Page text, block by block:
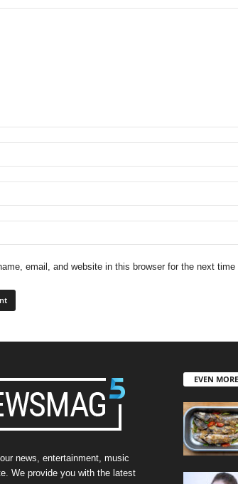
email, and website in this browser for the next time
news, entertainment, music
We provide you with the latest
EVEN